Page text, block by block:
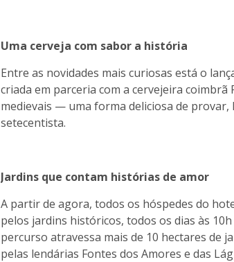
Uma cerveja com sabor a história
Entre as novidades mais curiosas está o
criada em parceria com a cervejeira coimbrã
medievais — uma forma deliciosa de
setecentista.
Jardins que contam histórias de amor
A partir de agora, todos os hóspedes do
pelos jardins históricos, todos os dias às
percurso atravessa mais de 10 hectares de
pelas lendárias Fontes dos Amores e das